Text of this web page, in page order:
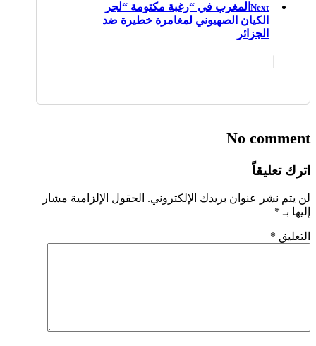
Next المغرب في “رغبة مكتومة “لجر
الكيان الصهيوني لمغامرة خطيرة ضد
الجزائر
No comment
اترك تعليقاً
لن يتم نشر عنوان بريدك الإلكتروني. الحقول الإلزامية مشار
إليها بـ *
التعليق *